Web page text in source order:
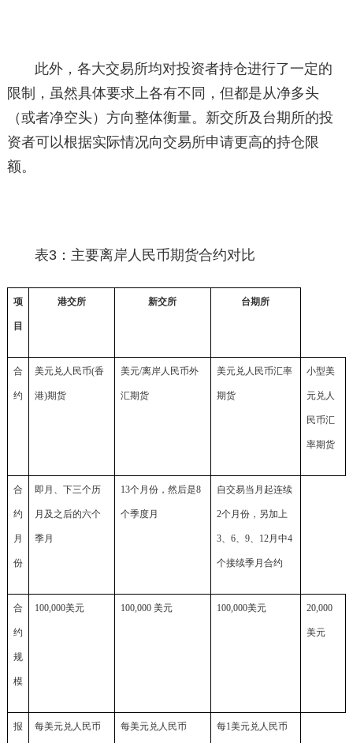
此外，各大交易所均对投资者持仓进行了一定的
限制，虽然具体要求上各有不同，但都是从净多头
（或者净空头）方向整体衡量。新交所及台期所的投
资者可以根据实际情况向交易所申请更高的持仓限
额。
表3：主要离岸人民币期货合约对比
项
目
港交所 新交所 台期所
合
约
美元兑人民币(香
港)期货
美元/离岸人民币外
汇期货
美元兑人民币汇率
期货
小型美
元兑人
民币汇
率期货
合
约
月
份
即月、下三个历
月及之后的六个
季月
13个月份，然后是8
个季度月
自交易当月起连续
2个月份，另加上
3、6、9、12月中4
个接续季月合约
合
约
规
模
100,000美元 100,000 美元 100,000美元 20,000
美元
报 每美元兑人民币 每美元兑人民币 每1美元兑人民币